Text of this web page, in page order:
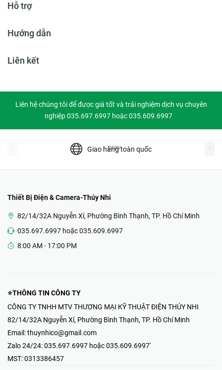
Băng dính gai
Hỗ trợ
Hướng dẫn
Liên kết
Liên hệ chúng tôi để được giá tốt và trải nghiệm dịch vụ chuyên
nghiệp 035.697.6997 hoặc 035.609.6997
Giao hàng toàn quốc
prev